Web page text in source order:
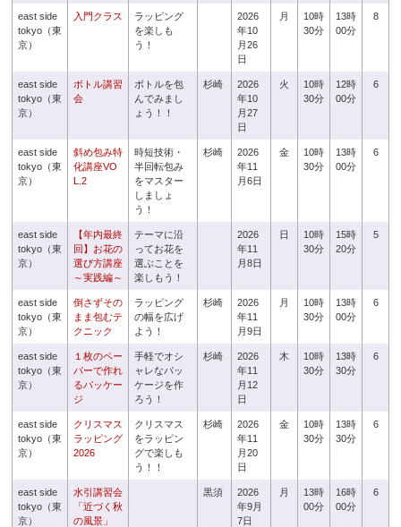
east side
tokyo（東
京）
入門クラス
ラッピング
を楽しも
う！
2026
年10
月26
日
月
10時
30分
13時
00分
8
east side
tokyo（東
京）
ボトル講習
会
ボトルを包
んでみまし
ょう！！
杉崎
2026
年10
月27
日
火
10時
30分
12時
00分
6
east side
tokyo（東
京）
斜め包み特
化講座VO
L.2
時短技術・
半回転包み
をマスター
しましょ
う！
杉崎
2026
年11
月6日
金
10時
30分
13時
00分
6
east side
tokyo（東
京）
【年内最終
回】お花の
選び方講座
～実践編～
テーマに沿
ってお花を
選ぶことを
楽しもう！
2026
年11
月8日
日
10時
30分
15時
20分
5
east side
tokyo（東
京）
倒さずその
まま包むテ
クニック
ラッピング
の幅を広げ
よう！
杉崎
2026
年11
月9日
月
10時
30分
13時
00分
6
east side
tokyo（東
京）
１枚のペー
パーで作れ
るパッケー
ジ
手軽でオシ
ャレなパッ
ケージを作
ろう！
杉崎
2026
年11
月12
日
木
10時
30分
13時
30分
6
east side
tokyo（東
京）
クリスマス
ラッピング
2026
クリスマス
をラッピン
グで楽しも
う！！
杉崎
2026
年11
月20
日
金
10時
30分
13時
30分
6
east side
tokyo（東
京）
水引講習会
「近づく秋
の風景」
黒須
2026
年9月
7日
月
13時
00分
16時
00分
6